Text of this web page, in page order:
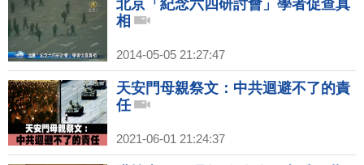
北京「紀念六四研討會」學者促查真
相
2014-05-05 21:27:47
天安門母親祭文：中共迴避不了的責
任
2021-06-01 21:24:37